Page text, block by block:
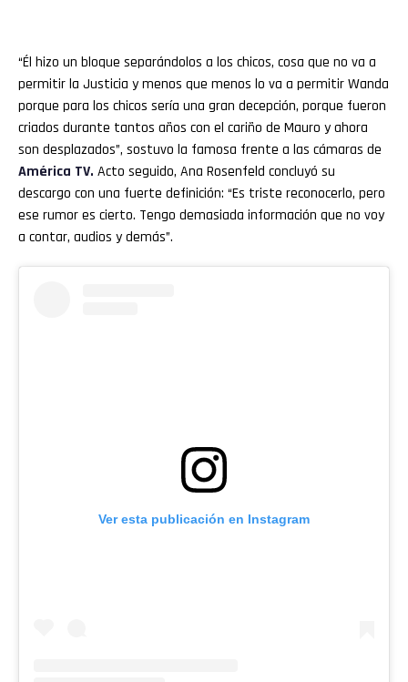
“Él hizo un bloque separándolos a los chicos, cosa que no va a
permitir la Justicia y menos que menos lo va a permitir Wanda
porque para los chicos sería una gran decepción, porque fueron
criados durante tantos años con el cariño de Mauro y ahora
son desplazados”, sostuvo la famosa frente a las cámaras de
América TV. Acto seguido, Ana Rosenfeld concluyó su
descargo con una fuerte definición: “Es triste reconocerlo, pero
ese rumor es cierto. Tengo demasiada información que no voy
a contar, audios y demás”.
Ver esta publicación en Instagram